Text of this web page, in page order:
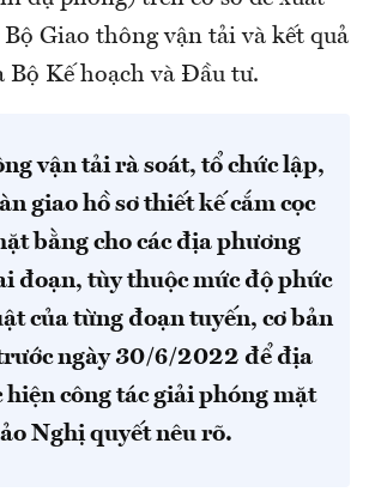
Giao thông vận tải và kết quả
Bộ Kế hoạch và Đầu tư.
vận tải rà soát, tổ chức lập,
giao hồ sơ thiết kế cắm cọc
bằng cho các địa phương
đoạn, tùy thuộc mức độ phức
của từng đoạn tuyến, cơ bản
ngày 30/6/2022 để địa
công tác giải phóng mặt
Nghị quyết nêu rõ.